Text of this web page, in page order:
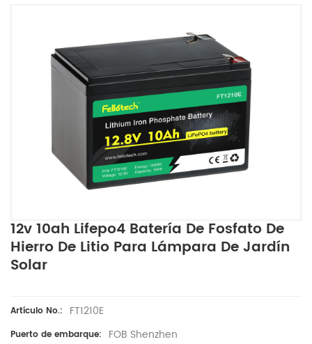
12v 10ah Lifepo4 Batería De Fosfato De
Hierro De Litio Para Lámpara De Jardín
Solar
Artículo No.: FT1210E
Puerto de embarque: FOB Shenzhen